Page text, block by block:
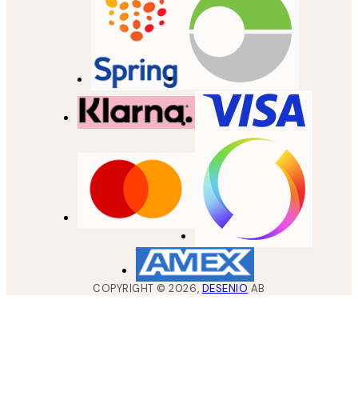
COPYRIGHT ©2026, DESENIO AB